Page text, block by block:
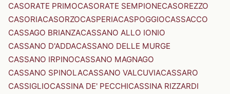
CASORATE PRIMOCASORATE SEMPIONECASOREZZO
CASORIACASORZOCASPERIACASPOGGIOCASSACCO
CASSAGO BRIANZACASSANO ALLO IONIO
CASSANO D'ADDACASSANO DELLE MURGE
CASSANO IRPINOCASSANO MAGNAGO
CASSANO SPINOLACASSANO VALCUVIACASSARO
CASSIGLIOCASSINA DE' PECCHICASSINA RIZZARDI